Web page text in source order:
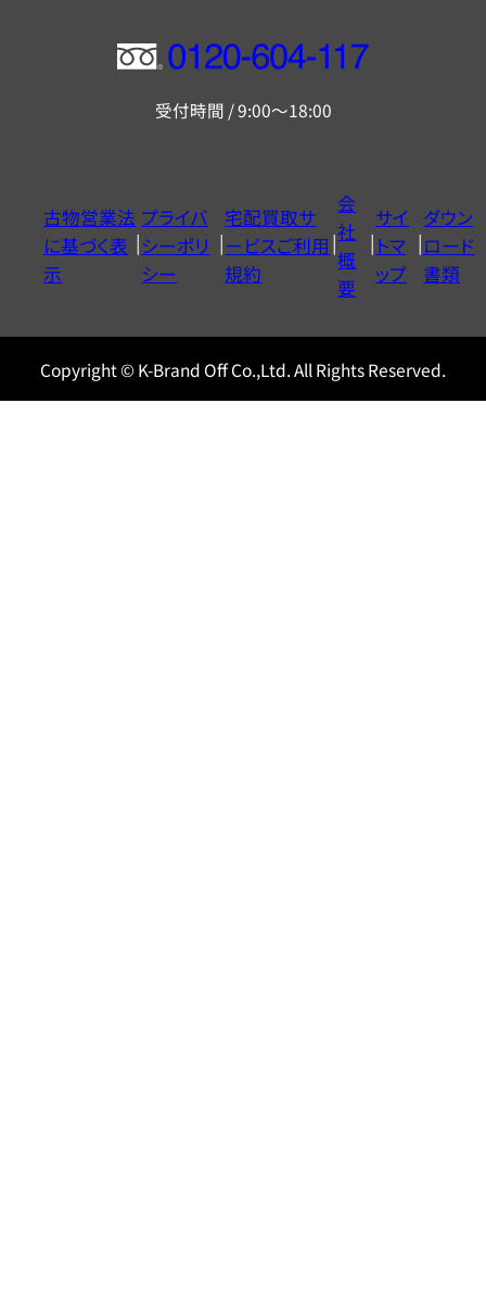
フ
ー
ヤ
ル
0120604117
受付時間 / 9:00～18:00
古物営業法
に基づく表
示
プライバ
シーポリ
シー
宅配買取サ
ービスご利用
規約
会
社
概
要
サイ
トマ
ップ
ダウン
ロード
書類
Copyright © K-Brand Off Co.,Ltd. All Rights Reserved.